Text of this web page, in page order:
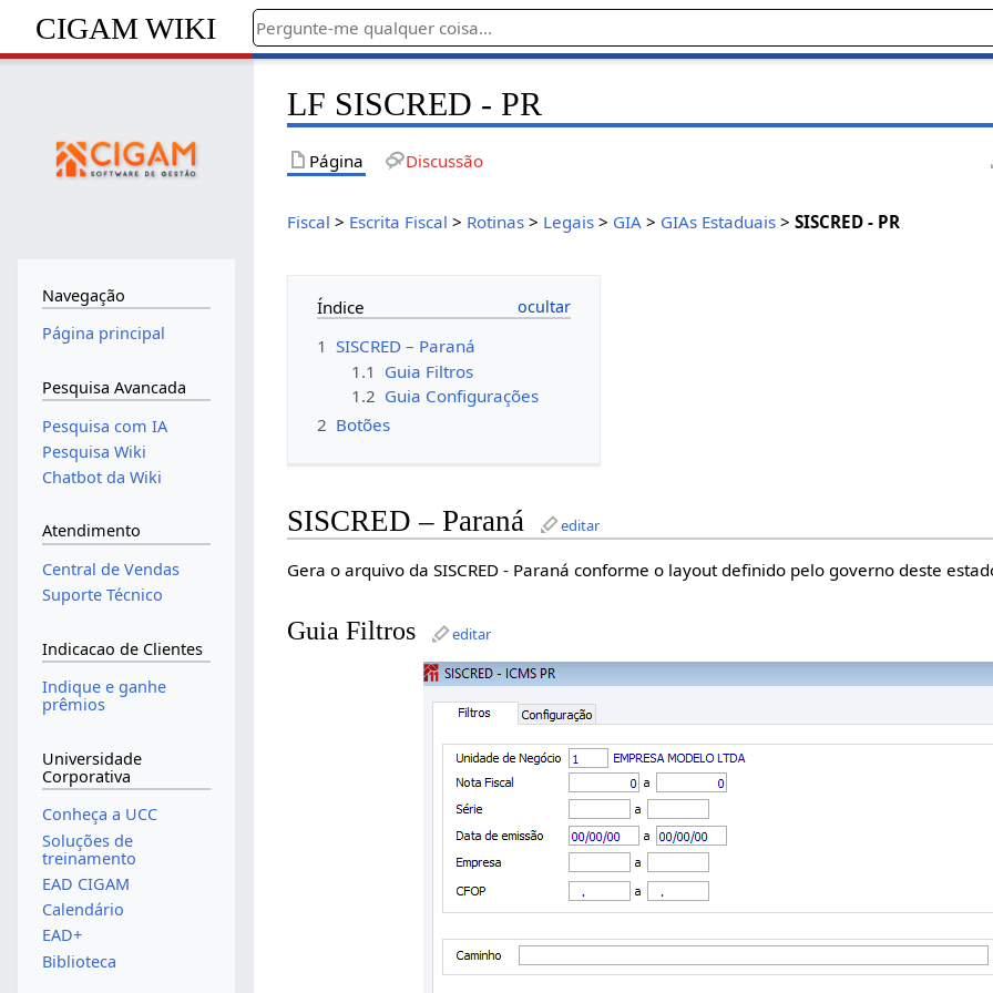
CIGAM WIKI
LF SISCRED - PR
Página Discussão
Fiscal > Escrita Fiscal > Rotinas > Legais > GIA > GIAs Estaduais >SISCRED - PR
Índice
1 SISCRED – Paraná
1.1 Guia Filtros
1.2 Guia Configurações
2 Botões
SISCRED – Paraná editar
Gera o arquivo da SISCRED - Paraná conforme o layout definido pelo governo deste
Guia Filtros editar
Navegação
Página principal
Pesquisa Avancada
Pesquisa com IA
Pesquisa Wiki
Chatbot da Wiki
Atendimento
Central de Vendas
Suporte Técnico
Indicacao de Clientes
Indique e ganhe
prêmios
Universidade
Corporativa
Conheça a UCC
Soluções de
treinamento
EAD CIGAM
Calendário
EAD+
Biblioteca